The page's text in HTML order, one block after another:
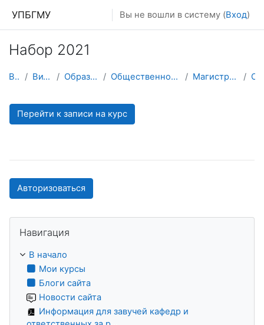
УПБГМУ Вы не вошли в систему (Вход)
Набор 2021
В начало Витрина курсов 3KL Образование 2025-2026 уч.год Общественного здоровья и управления здравоохранением Магистратура Промышленная фармация
Перейти к записи на курс
Авторизоваться
Навигация
В начало
Мои курсы
Блоги сайта
Новости сайта
Информация для завучей кафедр и